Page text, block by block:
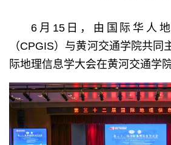
6月15日，由国际华人
（CPGIS）与黄河交通学院共同
际地理信息学大会在黄河交通学院